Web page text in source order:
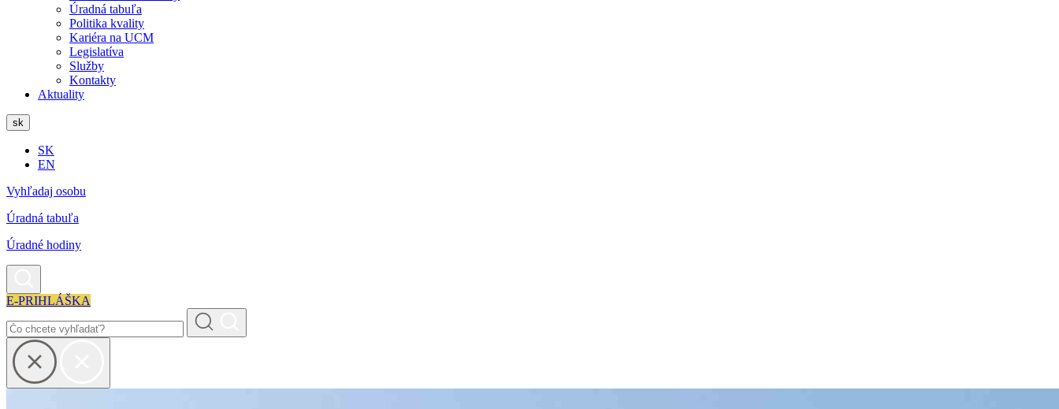
Úradná tabuľa
Politika kvality
Kariéra na UCM
Legislatíva
Služby
Kontakty
Aktuality
sk
SK
EN
Vyhľadaj osobu
Úradná tabuľa
Úradné hodiny
E-PRIHLÁŠKA